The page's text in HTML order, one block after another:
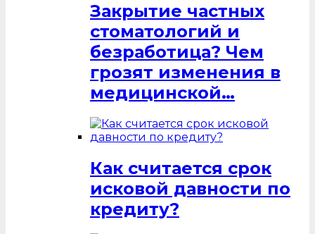
Закрытие частных
стоматологий и
безработица? Чем
грозят изменения в
медицинской…
Как считается срок
исковой давности по
кредиту?